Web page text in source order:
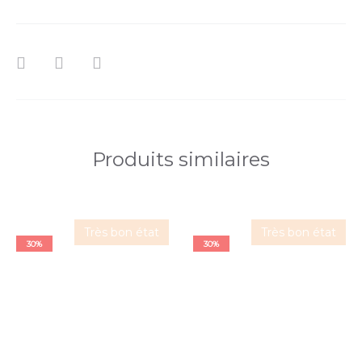
Produits similaires
Très bon état
30%
Très bon état
30%